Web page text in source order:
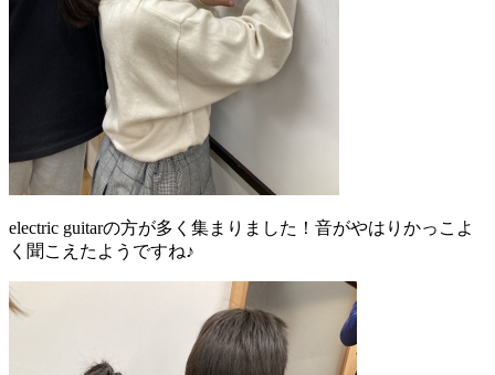
electric guitarの方が多く集まりました！音がやはりかっこよ
く聞こえたようですね♪